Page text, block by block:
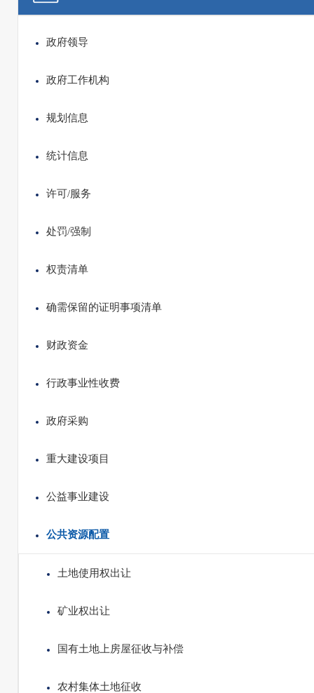
政府领导
政府工作机构
规划信息
统计信息
许可/服务
处罚/强制
权责清单
确需保留的证明事项清单
财政资金
行政事业性收费
政府采购
重大建设项目
公益事业建设
公共资源配置
土地使用权出让
矿业权出让
国有土地上房屋征收与补偿
农村集体土地征收